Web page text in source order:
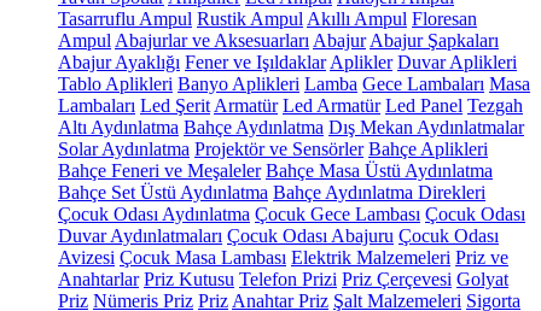
Tasarruflu Ampul Rustik Ampul Akıllı Ampul Floresan
Ampul Abajurlar ve Aksesuarları Abajur Abajur Şapkaları
Abajur Ayaklığı Fener ve Işıldaklar Aplikler Duvar Aplikleri
Tablo Aplikleri Banyo Aplikleri Lamba Gece Lambaları Masa
Lambaları Led Şerit Armatür Led Armatür Led Panel Tezgah
Altı Aydınlatma Bahçe Aydınlatma Dış Mekan Aydınlatmalar
Solar Aydınlatma Projektör ve Sensörler Bahçe Aplikleri
Bahçe Feneri ve Meşaleler Bahçe Masa Üstü Aydınlatma
Bahçe Set Üstü Aydınlatma Bahçe Aydınlatma Direkleri
Çocuk Odası Aydınlatma Çocuk Gece Lambası Çocuk Odası
Duvar Aydınlatmaları Çocuk Odası Abajuru Çocuk Odası
Avizesi Çocuk Masa Lambası Elektrik Malzemeleri Priz ve
Anahtarlar Priz Kutusu Telefon Prizi Priz Çerçevesi Golyat
Priz Nümeris Priz Priz Anahtar Priz Şalt Malzemeleri Sigorta